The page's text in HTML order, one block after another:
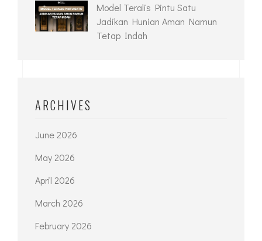
Model Teralis Pintu Satu
Jadikan Hunian Aman Namun
Tetap Indah
ARCHIVES
June 2026
May 2026
April 2026
March 2026
February 2026